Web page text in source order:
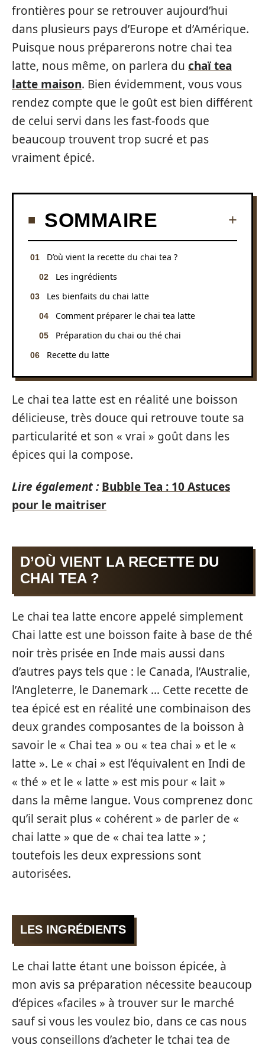
frontières pour se retrouver aujourd’hui
dans plusieurs pays d’Europe et d’Amérique.
Puisque nous préparerons notre chai tea
latte, nous même, on parlera du chaï tea
latte maison. Bien évidemment, vous vous
rendez compte que le goût est bien différent
de celui servi dans les fast-foods que
beaucoup trouvent trop sucré et pas
vraiment épicé.
SOMMAIRE
D’où vient la recette du chai tea ?
Les ingrédients
Les bienfaits du chai latte
Comment préparer le chai tea latte
Préparation du chai ou thé chai
Recette du latte
Le chai tea latte est en réalité une boisson
délicieuse, très douce qui retrouve toute sa
particularité et son « vrai » goût dans les
épices qui la compose.
Lire également : Bubble Tea : 10 Astuces
pour le maitriser
D’OÙ VIENT LA RECETTE DU
CHAI TEA ?
Le chai tea latte encore appelé simplement
Chai latte est une boisson faite à base de thé
noir très prisée en Inde mais aussi dans
d’autres pays tels que : le Canada, l’Australie,
l’Angleterre, le Danemark … Cette recette de
tea épicé est en réalité une combinaison des
deux grandes composantes de la boisson à
savoir le « Chai tea » ou « tea chai » et le «
latte ». Le « chai » est l’équivalent en Indi de
« thé » et le « latte » est mis pour « lait »
dans la même langue. Vous comprenez donc
qu’il serait plus « cohérent » de parler de «
chai latte » que de « chai tea latte » ;
toutefois les deux expressions sont
autorisées.
LES INGRÉDIENTS
Le chai latte étant une boisson épicée, à
mon avis sa préparation nécessite beaucoup
d’épices «faciles » à trouver sur le marché
sauf si vous les voulez bio, dans ce cas nous
vous conseillons d’acheter le tchai tea de